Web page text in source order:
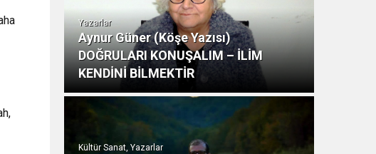
Yazarlar
Aynur Güner (Köşe Yazısı)
DOĞRULARI KONUŞALIM – İLİM
KENDİNİ BİLMEKTİR
Kültür Sanat, Yazarlar